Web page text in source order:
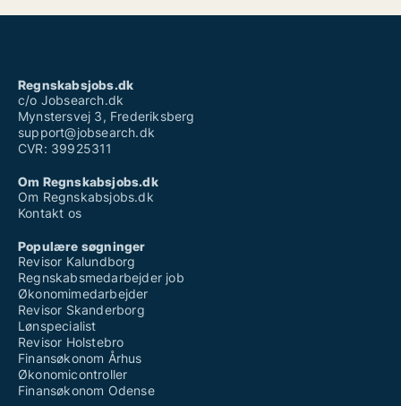
Regnskabsjobs.dk
c/o Jobsearch.dk
Mynstersvej 3, Frederiksberg
support@jobsearch.dk
CVR: 39925311
Om Regnskabsjobs.dk
Om Regnskabsjobs.dk
Kontakt os
Populære søgninger
Revisor Kalundborg
Regnskabsmedarbejder job
Økonomimedarbejder
Revisor Skanderborg
Lønspecialist
Revisor Holstebro
Finansøkonom Århus
Økonomicontroller
Finansøkonom Odense